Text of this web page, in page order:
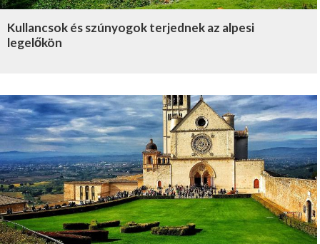
Kullancsok és szúnyogok terjednek az alpesi
legelőkön